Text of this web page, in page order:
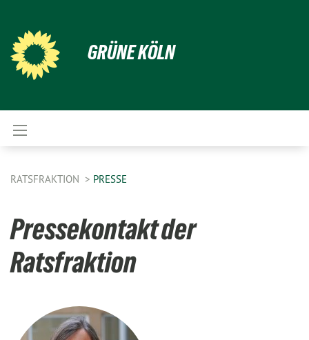
GRÜNE KÖLN
RATSFRAKTION PRESSE
Pressekontakt der
Ratsfraktion